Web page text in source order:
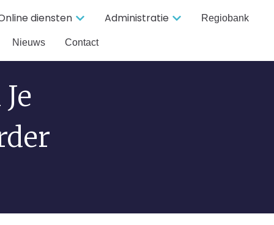
diensten Administratie Regiobank
Nieuws Contact